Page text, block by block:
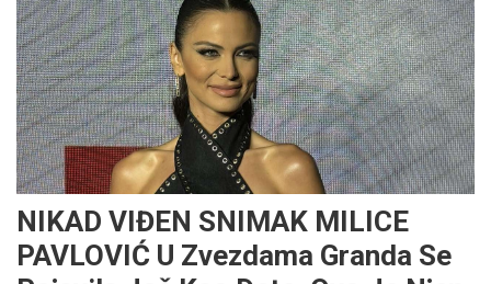
NIKAD VIĐEN SNIMAK MILICE
PAVLOVIĆ U Zvezdama Granda Se